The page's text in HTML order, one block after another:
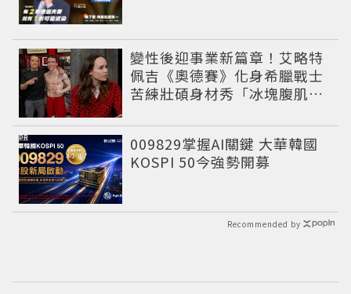
變性後迎事業新篇章！艾略特
佩吉《奧德賽》化身希臘戰士
苦練壯碩身材秀「冰塊腹肌」
009829掌握AI關鍵 大華韓國
KOSPI 50今強勢開募
PR
Recommended by